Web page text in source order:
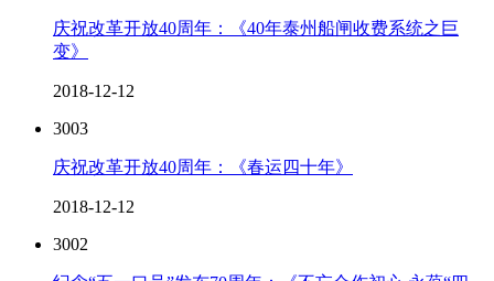
庆祝改革开放40周年：《40年泰州船闸收费系统之巨
变》
2018-12-12
3003
庆祝改革开放40周年：《春运四十年》
2018-12-12
3002